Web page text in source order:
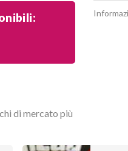
di mercato più